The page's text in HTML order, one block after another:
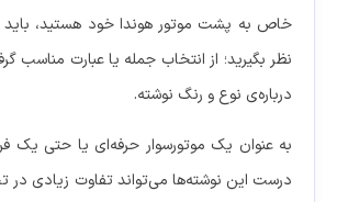
خاص به پشت موتور هوندا خود هستید، باید
نظر بگیرید؛ از انتخاب جمله یا عبارت مناسب
درباره‌ی نوع و رنگ نوشته.
به عنوان یک موتور‌سوار حرفه‌ای یا حتی یک
درست این نوشته‌ها می‌تواند تفاوت زیادی در